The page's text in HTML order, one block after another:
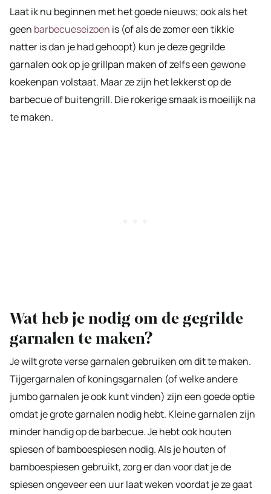
Laat ik nu beginnen met het goede nieuws; ook als het
geen barbecueseizoen is (of als de zomer een tikkie
natter is dan je had gehoopt) kun je deze gegrilde
garnalen ook op je grillpan maken of zelfs een gewone
koekenpan volstaat. Maar ze zijn het lekkerst op de
barbecue of buitengrill. Die rokerige smaak is moeilijk na
te maken.
Wat heb je nodig om de gegrilde
garnalen te maken?
Je wilt grote verse garnalen gebruiken om dit te maken.
Tijgergarnalen of koningsgarnalen (of welke andere
jumbo garnalen je ook kunt vinden) zijn een goede optie
omdat je grote garnalen nodig hebt. Kleine garnalen zijn
minder handig op de barbecue. Je hebt ook houten
spiesen of bamboespiesen nodig. Als je houten of
bamboespiesen gebruikt, zorg er dan voor dat je de
spiesen ongeveer een uur laat weken voordat je ze gaat